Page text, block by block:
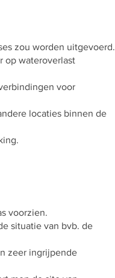
zou worden uitgevoerd.
op wateroverlast
voor
locaties binnen de
voorzien.
situatie van bvb. de
zeer ingrijpende